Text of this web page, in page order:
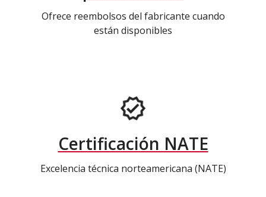
Ofrece reembolsos del fabricante cuando
están disponibles
Certificación NATE
Excelencia técnica norteamericana (NATE)